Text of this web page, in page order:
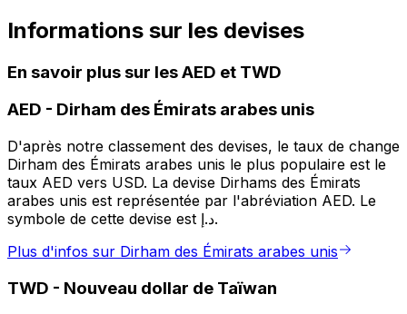
Informations sur les devises
En savoir plus sur les AED et TWD
AED - Dirham des Émirats arabes unis
D'après notre classement des devises, le taux de change
Dirham des Émirats arabes unis le plus populaire est le
taux AED vers USD. La devise Dirhams des Émirats
arabes unis est représentée par l'abréviation AED. Le
symbole de cette devise est د.إ.
Plus d'infos sur Dirham des Émirats arabes unis
TWD - Nouveau dollar de Taïwan